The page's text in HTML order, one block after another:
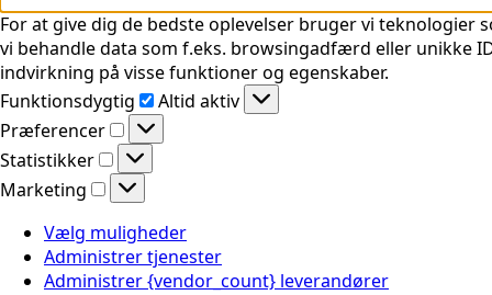
For at give dig de bedste oplevelser bruger vi teknologier
vi behandle data som f.eks. browsingadfærd eller unikke
indvirkning på visse funktioner og egenskaber.
Funktionsdygtig
Funktionsdygtig
Altid aktiv
Præferencer
Præferencer
Statistikker
Statistikker
Marketing
Marketing
Vælg muligheder
Administrer tjenester
Administrer {vendor_count} leverandører